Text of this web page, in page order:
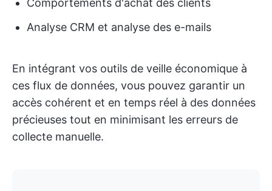
Comportements d'achat des clients
Analyse CRM et analyse des e-mails
En intégrant vos outils de veille économique à
ces flux de données, vous pouvez garantir un
accès cohérent et en temps réel à des données
précieuses tout en minimisant les erreurs de
collecte manuelle.